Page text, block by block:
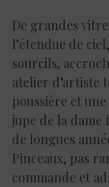
De grandes
l’étendue de
sourcils,
atelier d’artiste
poussière et
jupe de la
de longues
Pinceaux, pas
commande et